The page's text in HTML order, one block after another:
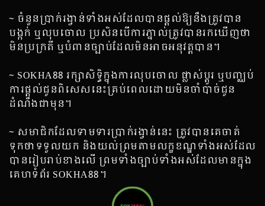
~ ចំនួនប្រាក់រង្វាន់ទាំងអស់ដែលបានផ្តល់ឱ្យនឹងត្រូវបាន
បង្កក់ ឬលុបចោល ប្រសិនបើការភ្នាល់ត្រូវបានរកឃើញថា
មិនប្រក្រតី ឬបំពានច្បាប់ដែលមិនអាចអនុវត្តបាន។
~ SOKHA88 រក្សាសិទ្ធិក្នុងការលុបចោល ផ្លាស់ប្តូរ ឬបញ្ឈប់
ការផ្តល់ជូនពិសេសនេះគ្រប់ពេលដោយមិនចាំបាច់ជូន
ដំណឹងជាមុន។
~ សមាជិកដែលទាមទារប្រាក់រង្វាន់នេះ ត្រូវបានគេចាត់
ទុកថាទទួលយក និងយល់ព្រមតាមលក្ខខណ្ឌទាំងអស់ដែល
បានរៀបរាប់ខាងលើ ព្រមទាំងច្បាប់ទាំងអស់ដែលមានក្នុង
គេហទំព័រ SOKHA88។